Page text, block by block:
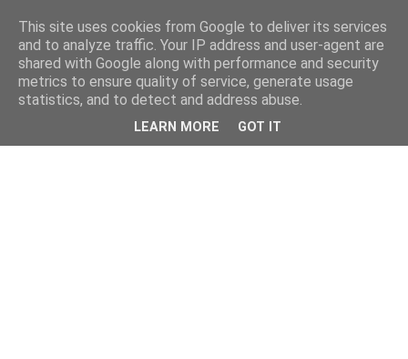
This site uses cookies from Google to deliver its services
and to analyze traffic. Your IP address and user-agent are
shared with Google along with performance and security
metrics to ensure quality of service, generate usage
statistics, and to detect and address abuse.
LEARN MORE GOT IT